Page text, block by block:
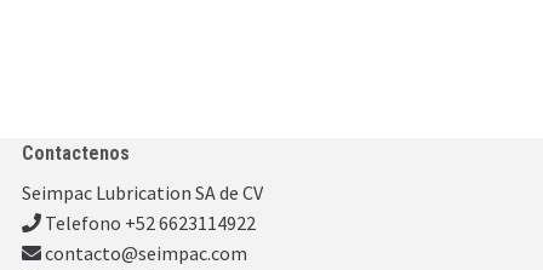
Contactenos
Seimpac Lubrication SA de CV
Telefono +52 6623114922
contacto@seimpac.com